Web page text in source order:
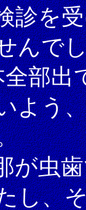
診を
んで
部出
よう
が虫
し、